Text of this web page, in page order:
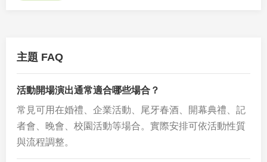
主題 FAQ
活動開場演出通常適合哪些場合？
常見可用在婚禮、企業活動、尾牙春酒、開幕典禮、記
者會、晚會、校園活動等場合。實際安排可依活動性質
與流程調整。